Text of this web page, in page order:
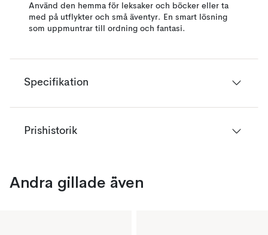
Använd den hemma för leksaker och böcker eller ta
med på utflykter och små äventyr. En smart lösning
som uppmuntrar till ordning och fantasi.
Specifikation
Prishistorik
Andra gillade även